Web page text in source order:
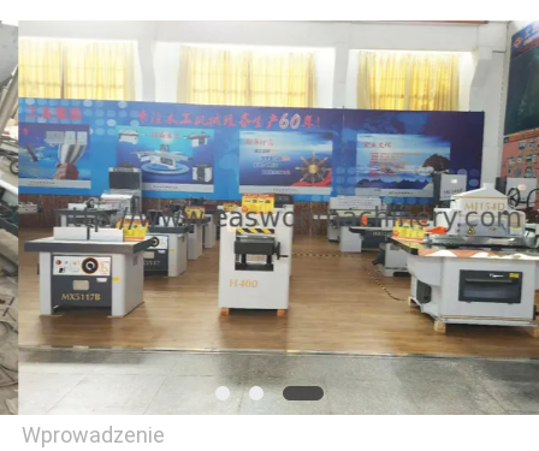
PO
FABRYCE
KONTROLA
JAKOŚCI
SKONTAKTUJ
SIĘ
Z
NAMI
Wprowadzenie